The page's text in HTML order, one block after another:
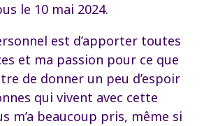
le 10 mai 2024.
est d’apporter toutes
et ma passion pour ce que
de donner un peu d’espoir
qui vivent avec cette
m’a beaucoup pris, même si